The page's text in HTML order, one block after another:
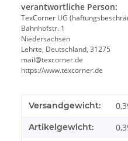
verantwortliche Person:
TexCorner UG
Bahnhofstr. 1
Niedersachsen
Lehrte, Deutschland, 31275
mail@texcorner.de
https://www.texcorner.de
Versandgewicht:
Artikelgewicht: